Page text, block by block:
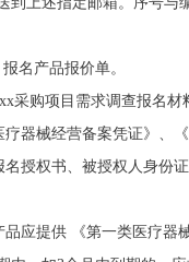
名产品报价单。
采购项目需求调查报名
器械经营备案凭证》、
授权书、被授权人身份
应提供 《第一类医疗器